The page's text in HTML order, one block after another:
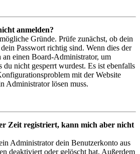
anmelden?
Gründe. Prüfe zunächst, ob dein
Passwort richtig sind. Wenn dies der
einen Board-Administrator, um
du nicht gesperrt wurdest. Es ist ebenfalls
mit der Website
Administrator lösen muss.
Zeit registriert, kann mich aber nicht
Administrator dein Benutzerkonto aus
deaktiviert oder gelöscht hat. Außerdem